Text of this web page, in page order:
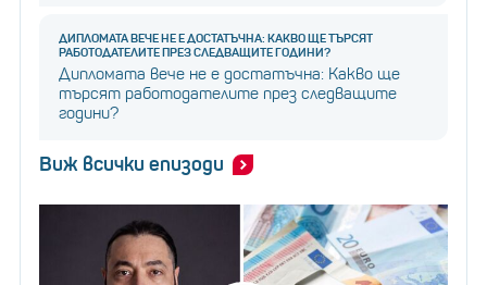
ДИПЛОМАТА ВЕЧЕ НЕ Е ДОСТАТЪЧНА: КАКВО ЩЕ ТЪРСЯТ
РАБОТОДАТЕЛИТЕ ПРЕЗ СЛЕДВАЩИТЕ ГОДИНИ?
Дипломата вече не е достатъчна: Какво ще
търсят работодателите през следващите
години?
Виж всички епизоди